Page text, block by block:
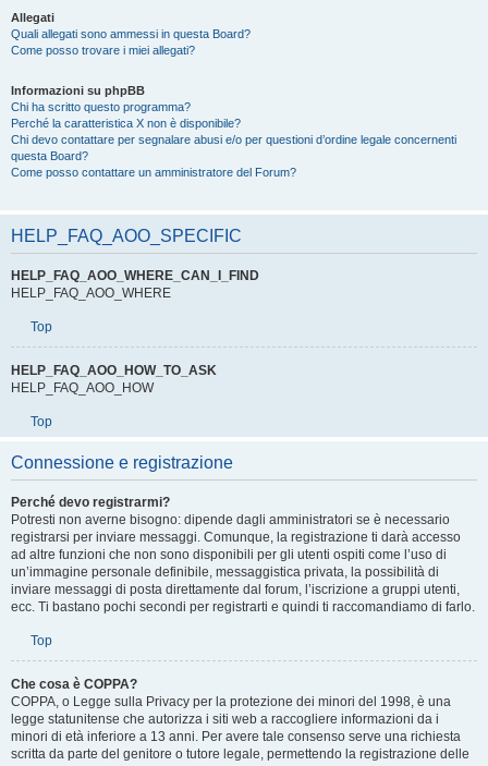
Allegati
Quali allegati sono ammessi in questa Board?
Come posso trovare i miei allegati?
Informazioni su phpBB
Chi ha scritto questo programma?
Perché la caratteristica X non è disponibile?
Chi devo contattare per segnalare abusi e/o per questioni d’ordine legale concernenti
questa Board?
Come posso contattare un amministratore del Forum?
HELP_FAQ_AOO_SPECIFIC
HELP_FAQ_AOO_WHERE_CAN_I_FIND
HELP_FAQ_AOO_WHERE
Top
HELP_FAQ_AOO_HOW_TO_ASK
HELP_FAQ_AOO_HOW
Top
Connessione e registrazione
Perché devo registrarmi?
Potresti non averne bisogno: dipende dagli amministratori se è necessario
registrarsi per inviare messaggi. Comunque, la registrazione ti darà accesso
ad altre funzioni che non sono disponibili per gli utenti ospiti come l’uso di
un’immagine personale definibile, messaggistica privata, la possibilità di
inviare messaggi di posta direttamente dal forum, l’iscrizione a gruppi utenti,
ecc. Ti bastano pochi secondi per registrarti e quindi ti raccomandiamo di farlo.
Top
Che cosa è COPPA?
COPPA, o Legge sulla Privacy per la protezione dei minori del 1998, è una
legge statunitense che autorizza i siti web a raccogliere informazioni da i
minori di età inferiore a 13 anni. Per avere tale consenso serve una richiesta
scritta da parte del genitore o tutore legale, permettendo la registrazione delle